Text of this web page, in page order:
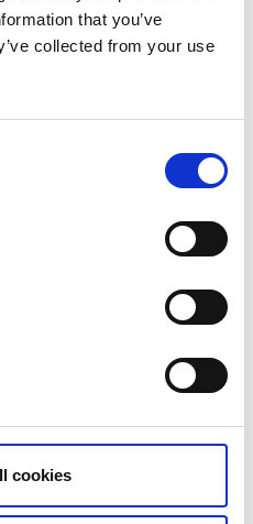
that you’ve
collected from your use
cookies